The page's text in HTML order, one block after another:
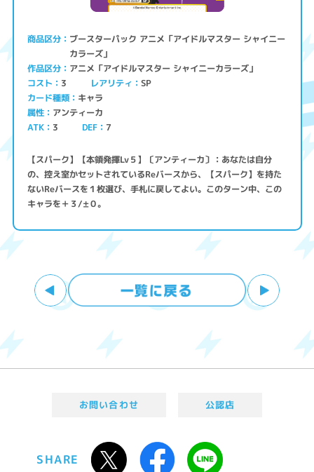
商品区分 ブースターパック アニメ「アイドルマスター シャイニー
カラーズ」
作品区分 アニメ「アイドルマスター シャイニーカラーズ」
コスト 3 レアリティ SP
カード種類 キャラ
属性 アンティーカ
ATK 3 DEF 7
【スパーク】【本領発揮Lv５】〔アンティーカ〕：あなたは自分
の、控え室かセットされているReバースから、【スパーク】を持た
ないReバースを１枚選び、手札に戻してよい。このターン中、この
キャラを＋３/±０。
お問い合わせ 公認店
SHARE